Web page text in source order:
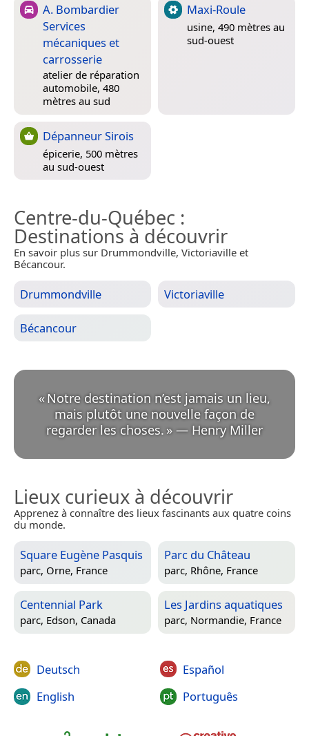
A. Bombardier
Services
mécaniques et
carrosserie
atelier de réparation
automobile, 480
mètres au sud
Maxi-Roule
usine, 490 mètres au
sud-ouest
Dépanneur Sirois
épicerie, 500 mètres
au sud-ouest
Centre-du-Québec :
Destinations à découvrir
En savoir plus sur Drummondville, Victoriaville et
Bécancour.
Drummondville Victoriaville
Bécancour
«Notre destination n’est jamais un lieu,
mais plutôt une nouvelle façon de
regarder les choses. » — Henry Miller
Lieux curieux à découvrir
Apprenez à connaître des lieux fascinants aux quatre coins
du monde.
Square Eugène Pasquis
parc, Orne, France
Parc du Château
parc, Rhône, France
Centennial Park
parc, Edson, Canada
Les Jardins aquatiques
parc, Normandie, France
Deutsch
English
Español
Português